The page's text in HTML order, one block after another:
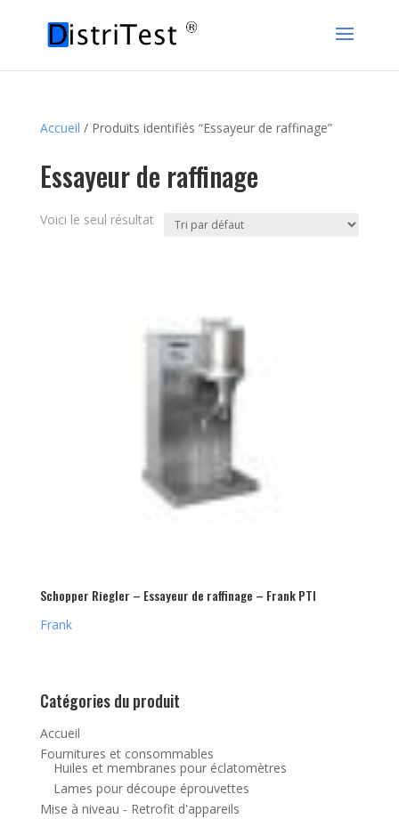
Accueil / Produits identifiés “Essayeur de raffinage”
Essayeur de raffinage
Voici le seul résultat
Schopper Riegler – Essayeur de raffinage – Frank PTI
Frank
Catégories du produit
Accueil
Fournitures et consommables
Huiles et membranes pour éclatomètres
Lames pour découpe éprouvettes
Mise à niveau - Retrofit d'appareils